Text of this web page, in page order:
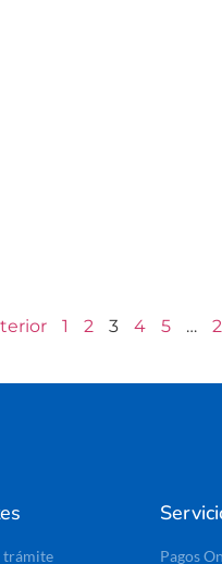
1 2 3 4 5 …
trámite Pagos